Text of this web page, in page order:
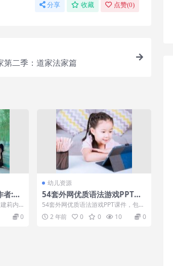
分享 收藏 点赞(0)
第二季：道家法家篇
者:尹
图莉内
] 相比
0
幼儿资源
54套外网优质语法游戏PPT课
件，包括词性、句型、时态
等，实用
54套外网优质语法游戏PPT课件，包括
词性、句型、时态等，实用 54套外网
优质语...
2 年前 0 0 10 0